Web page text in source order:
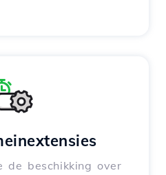
de beschikking over